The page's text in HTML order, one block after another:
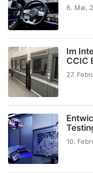
6. Mai,
Im
CCIC
27.
10.